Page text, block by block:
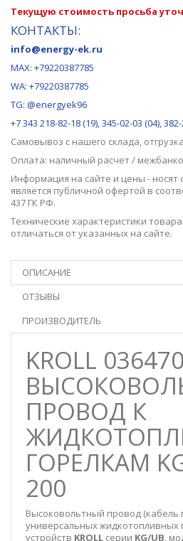
Текущую стоимость просьба
КОНТАКТЫ:
info@energy-ek.ru
MAX: +79220387785
WA: +79220387785
TG: @energyek96
+7 343 218-82-18 (19), 345-02-03 (04),
Самовывоз с нашего склада,
Оплата: наличный расчет /
Информация на сайте и цены -
является публичной офертой в
437 ГК РФ.
Технические характеристики
отличаться от указанных на сайте.
ОПИСАНИЕ
ОТЗЫВЫ
ПРОИЗВОДИТЕЛЬ
KROLL 036470
ПРОВОД К
ГОРЕЛКАМ
200
Высоковольтный провод (кабель
универсальных жидкотопливных
устройств KROLL серии KG/UB,